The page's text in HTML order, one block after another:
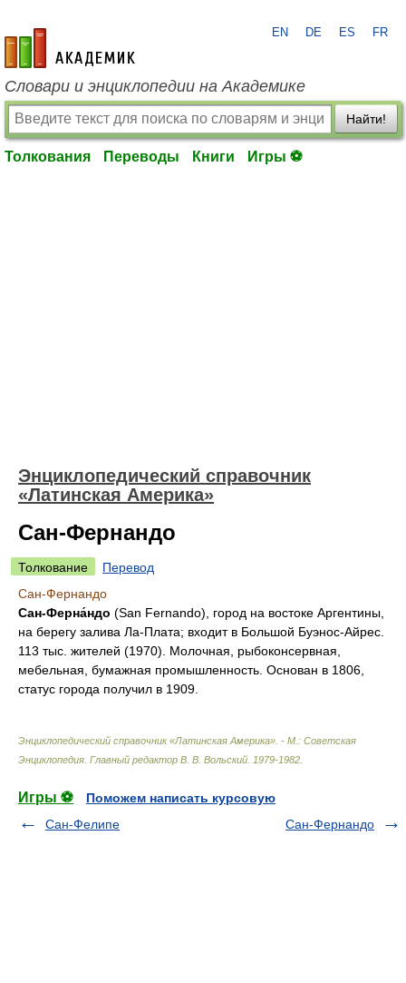
academic.ru
EN DE ES FR
Словари и энциклопедии на Академике
Найти!
Толкования Переводы Книги Игры ⚽
Энциклопедический справочник
«Латинская Америка»
Сан-Фернандо
Толкование
Перевод
Сан-Фернандо
Сан-Ферна́ндо (San Fernando), город на востоке Аргентины,
на берегу залива Ла-Плата; входит в Большой Буэнос-Айрес.
113 тыс. жителей (1970). Молочная, рыбоконсервная,
мебельная, бумажная промышленность. Основан в 1806,
статус города получил в 1909.
Энциклопедический справочник «Латинская Америка». - М.: Советская
Энциклопедия Главный редактор В. В. Вольский 1979-1982
Игры ⚽
Поможем написать курсовую
Сан-Фелипе
Сан-Фернандо